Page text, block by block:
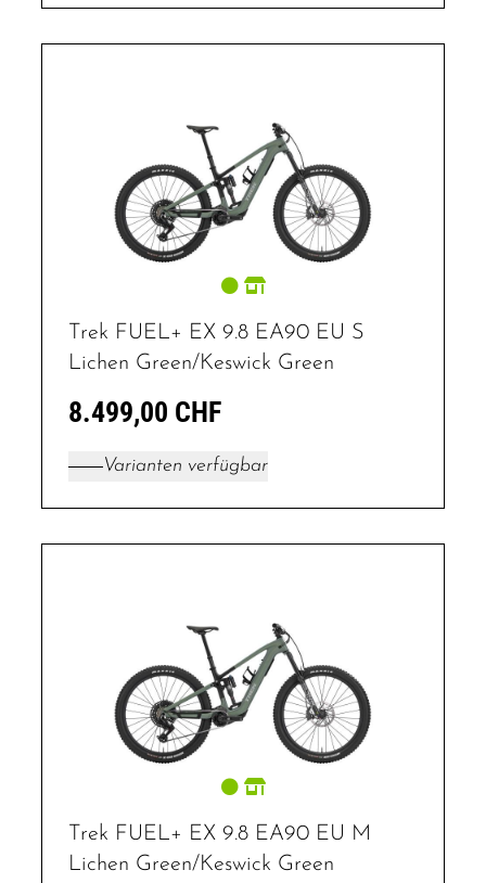
Trek FUEL+ EX 9.8 EA90 EU S
Lichen Green/Keswick Green
8.499,00 CHF
Varianten verfügbar
Trek FUEL+ EX 9.8 EA90 EU M
Lichen Green/Keswick Green